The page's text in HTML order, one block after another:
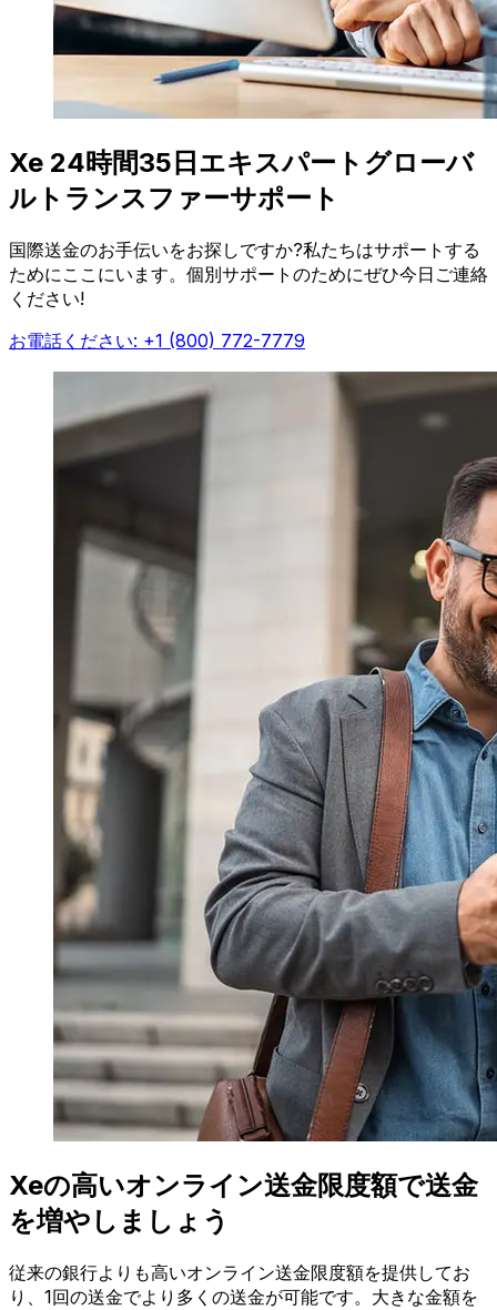
Xe 24時間35日エキスパートグローバ
ルトランスファーサポート
国際送金のお手伝いをお探しですか?私たちはサポートする
ためにここにいます。個別サポートのためにぜひ今日ご連絡
ください!
お電話ください: +1 (800) 772-7779
Xeの高いオンライン送金限度額で送金
を増やしましょう
従来の銀行よりも高いオンライン送金限度額を提供してお
り、1回の送金でより多くの送金が可能です。大きな金額を